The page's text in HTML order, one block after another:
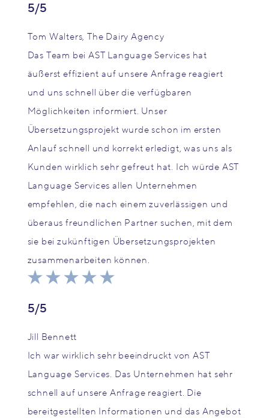
5/5
Tom Walters, The Dairy Agency
Das Team bei AST Language Services hat
äußerst effizient auf unsere Anfrage reagiert
und uns schnell über die verfügbaren
Möglichkeiten informiert. Unser
Übersetzungsprojekt wurde schon im ersten
Anlauf schnell und korrekt erledigt, was uns als
Kunden wirklich sehr gefreut hat. Ich würde AST
Language Services allen Unternehmen
empfehlen, die nach einem zuverlässigen und
überaus freundlichen Partner suchen, mit dem
sie bei zukünftigen Übersetzungsprojekten
zusammenarbeiten können.
5/5
Jill Bennett
Ich war wirklich sehr beeindruckt von AST
Language Services. Das Unternehmen hat sehr
schnell auf unsere Anfrage reagiert. Die
bereitgestellten Informationen und das Angebot